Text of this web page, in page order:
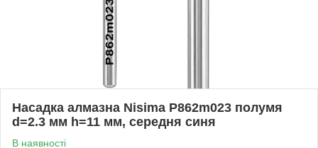
Насадка алмазна Nisima P862m023 полумя
d=2.3 мм h=11 мм, середня синя
В наявності